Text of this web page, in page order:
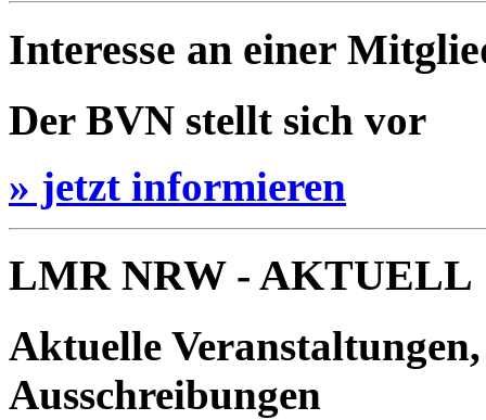
Interesse an einer
Der BVN stellt sich vor
» jetzt informieren
LMR NRW - AKTUELL
Aktuelle
Ausschreibungen